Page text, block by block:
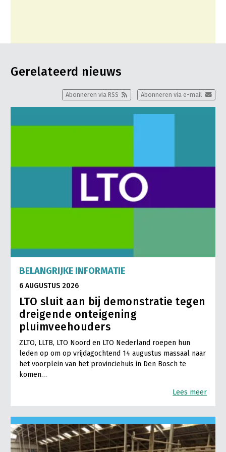
Gerelateerd nieuws
Abonneren via e-mail
Abonneren via RSS
BELANGRIJKE INFORMATIE
6 AUGUSTUS 2026
LTO sluit aan bij demonstratie tegen
dreigende onteigening
pluimveehouders
ZLTO, LLTB, LTO Noord en LTO Nederland roepen hun
leden op om op vrijdagochtend 14 augustus massaal naar
het voorplein van het provinciehuis in Den Bosch te
komen…
Lees meer